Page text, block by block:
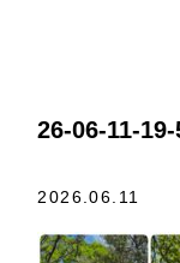
26-06-11-
2026.06.11